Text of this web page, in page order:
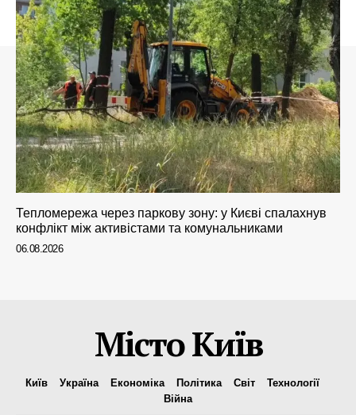
Тепломережа через паркову зону: у Києві спалахнув
конфлікт між активістами та комунальниками
06.08.2026
Місто Київ
Київ Україна Економіка Політика Світ
Технології
Війна